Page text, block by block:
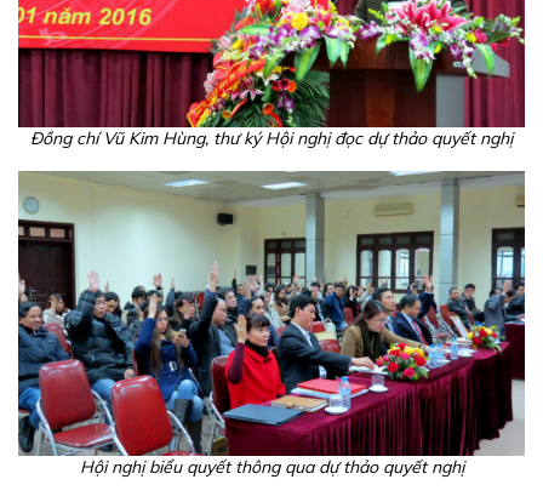
Đồng chí Vũ Kim Hùng, thư ký Hội nghị đọc dự thảo quyết nghị
Hội nghị biểu quyết thông qua dự thảo quyết nghị